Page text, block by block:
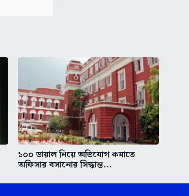
১০০ ডায়াল নিয়ে অভিযোগ কমাতে
অফিসার বসানোর সিদ্ধান্ত...